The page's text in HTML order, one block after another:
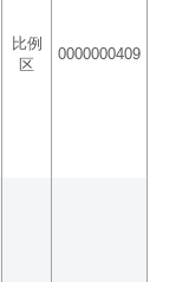
比例
区
0000000409